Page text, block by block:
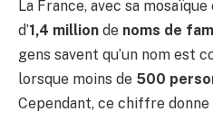
La France, avec sa
d’1,4 million de noms de
gens savent qu’un nom est
lorsque moins de 500
Cependant, ce chiffre